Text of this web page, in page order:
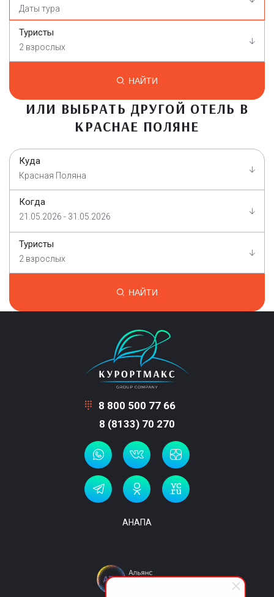
Туристы
2 взрослых
НАЙТИ
ИЛИ ВЫБРАТЬ ДРУГОЙ ОТЕЛЬ В
КРАСНАЕ ПОЛЯНЕ
Куда
Красная Поляна
Когда
21.05.2026 - 31.05.2026
Туристы
2 взрослых
НАЙТИ
8 800 500 77 66
8 (8133) 70 270
АНАПА